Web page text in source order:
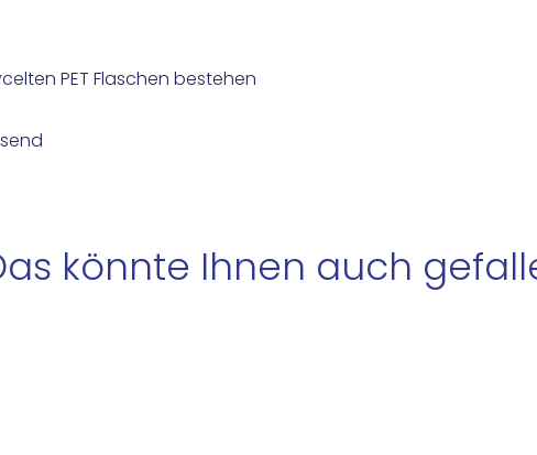
PET Flaschen bestehen
könnte Ihnen auch